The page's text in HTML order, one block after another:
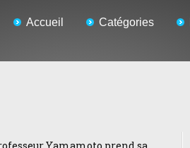
Accueil Catégories